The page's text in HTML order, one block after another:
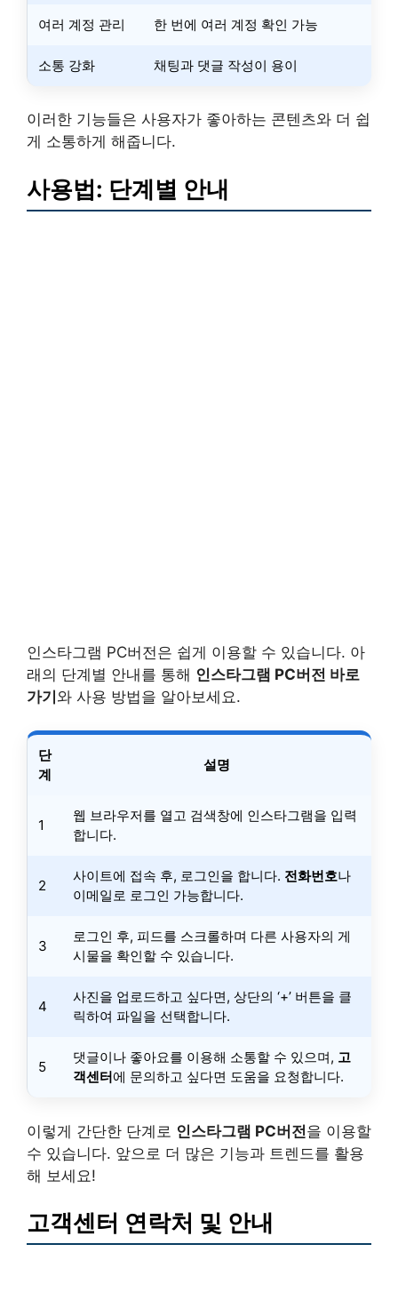
여러 계정 관리 한 번에 여러 계정 확인 가능
소통 강화 채팅과 댓글 작성이 용이
이러한 기능들은 사용자가 좋아하는 콘텐츠와 더 쉽
게 소통하게 해줍니다.
사용법: 단계별 안내
인스타그램 PC버전은 쉽게 이용할 수 있습니다. 아
래의 단계별 안내를 통해 인스타그램 PC버전 바로
가기와 사용 방법을 알아보세요.
단
계
설명
1
웹 브라우저를 열고 검색창에 인스타그램을 입력
합니다.
2
사이트에 접속 후, 로그인을 합니다. 전화번호나
이메일로 로그인 가능합니다.
3
로그인 후, 피드를 스크롤하며 다른 사용자의 게
시물을 확인할 수 있습니다.
4
사진을 업로드하고 싶다면, 상단의 ‘+’ 버튼을 클
릭하여 파일을 선택합니다.
5
댓글이나 좋아요를 이용해 소통할 수 있으며, 고
객센터에 문의하고 싶다면 도움을 요청합니다.
이렇게 간단한 단계로 인스타그램 PC버전을 이용할
수 있습니다. 앞으로 더 많은 기능과 트렌드를 활용
해 보세요!
고객센터 연락처 및 안내